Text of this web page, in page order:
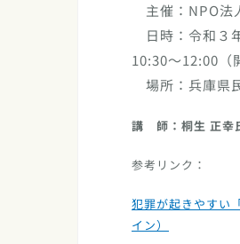
主催：NPO法
日時：令和３
10:30〜12:00（
場所：兵庫県
講 師：桐生 正幸
参考リンク：
犯罪が起きやすい
イン）